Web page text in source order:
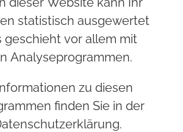
statistisch ausgewertet
geschieht vor allem mit
Analyseprogrammen.
zu diesen
finden Sie in der